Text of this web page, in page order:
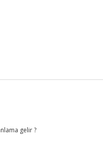
gelir ?